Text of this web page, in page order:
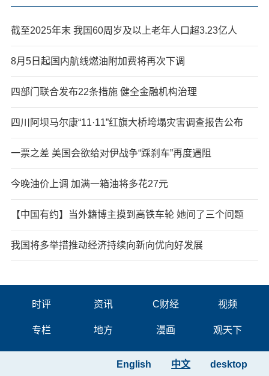
截至2025年末 我国60周岁及以上老年人口超3.23亿人
8月5日起国内航线燃油附加费将再次下调
四部门联合发布22条措施 健全金融机构治理
四川阿坝马尔康“11·11”红旗大桥垮塌灾害调查报告公布
一票之差 美国会欲给对伊战争“踩刹车”再度遇阻
今晚油价上调 加满一箱油将多花27元
【中国有约】当外籍博主摸到高铁车轮 她问了三个问题
我国将多举措推动经济持续向新向优向好发展
时评 资讯 C财经 视频
专栏 地方 漫画 观天下
desktop
中文
English